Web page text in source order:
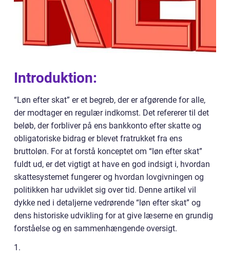
Introduktion:
“Løn efter skat” er et begreb, der er afgørende for alle,
der modtager en regulær indkomst. Det refererer til det
beløb, der forbliver på ens bankkonto efter skatte og
obligatoriske bidrag er blevet fratrukket fra ens
bruttoløn. For at forstå konceptet om “løn efter skat”
fuldt ud, er det vigtigt at have en god indsigt i, hvordan
skattesystemet fungerer og hvordan lovgivningen og
politikken har udviklet sig over tid. Denne artikel vil
dykke ned i detaljerne vedrørende “løn efter skat” og
dens historiske udvikling for at give læserne en grundig
forståelse og en sammenhængende oversigt.
1.